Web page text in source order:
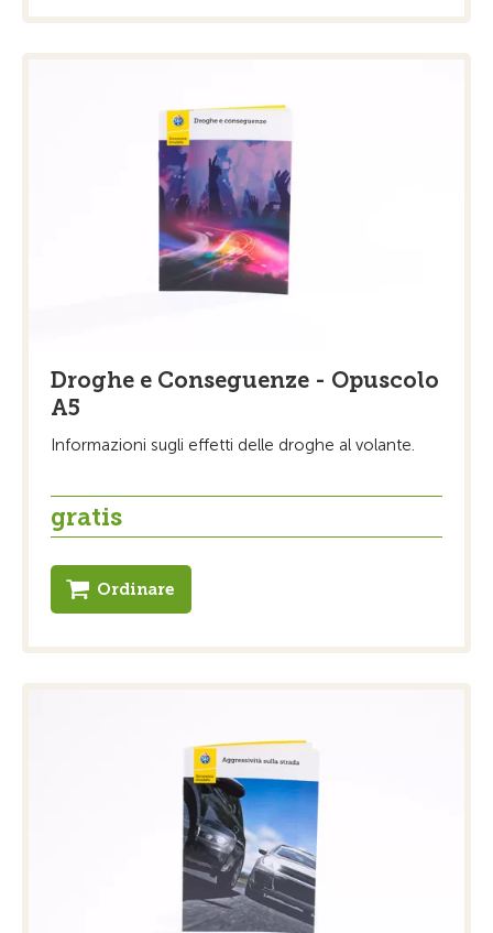
Droghe e Conseguenze - Opuscolo
A5
Informazioni sugli effetti delle droghe al volante.
gratis
Ordinare